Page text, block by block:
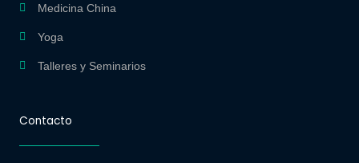
Medicina China
Yoga
Talleres y Seminarios
Contacto